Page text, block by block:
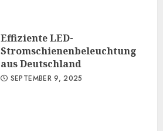
Effiziente LED-
Stromschienenbeleuchtung
aus Deutschland
SEPTEMBER 9, 2025